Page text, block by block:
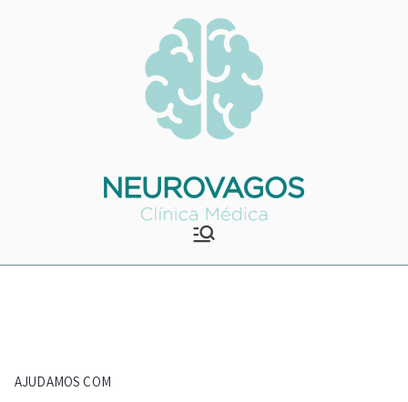
Neurovagos
Clínica Médica
AJUDAMOS COM